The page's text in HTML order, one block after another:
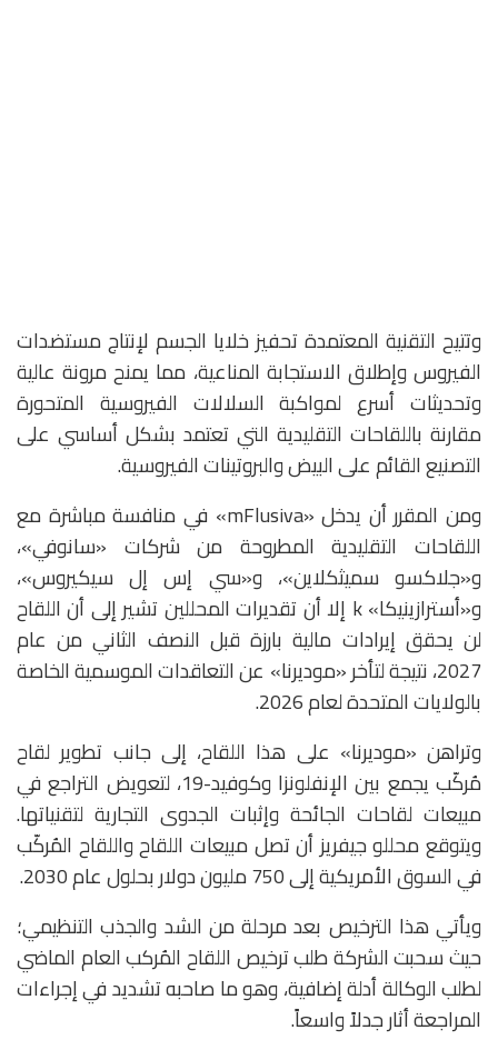
وتتيح التقنية المعتمدة تحفيز خلايا الجسم لإنتاج مستضدات
الفيروس وإطلاق الاستجابة المناعية، مما يمنح مرونة عالية
وتحديثات أسرع لمواكبة السلالات الفيروسية المتحورة
مقارنة باللقاحات التقليدية التي تعتمد بشكل أساسي على
التصنيع القائم على البيض والبروتينات الفيروسية.
ومن المقرر أن يدخل «mFlusiva» في منافسة مباشرة مع
اللقاحات التقليدية المطروحة من شركات «سانوفي»،
و«جلاكسو سميثكلاين»، و«سي إس إل سيكيروس»،
و«أسترازينيكا» k إلا أن تقديرات المحللين تشير إلى أن اللقاح
لن يحقق إيرادات مالية بارزة قبل النصف الثاني من عام
2027، نتيجة لتأخر «موديرنا» عن التعاقدات الموسمية الخاصة
بالولايات المتحدة لعام 2026.
وتراهن «موديرنا» على هذا اللقاح، إلى جانب تطوير لقاح
مُركّب يجمع بين الإنفلونزا وكوفيد-19، لتعويض التراجع في
مبيعات لقاحات الجائحة وإثبات الجدوى التجارية لتقنياتها.
ويتوقع محللو جيفريز أن تصل مبيعات اللقاح واللقاح المُركّب
في السوق الأمريكية إلى 750 مليون دولار بحلول عام 2030.
ويأتي هذا الترخيص بعد مرحلة من الشد والجذب التنظيمي؛
حيث سحبت الشركة طلب ترخيص اللقاح المُركب العام الماضي
لطلب الوكالة أدلة إضافية، وهو ما صاحبه تشديد في إجراءات
المراجعة أثار جدلاً واسعاً.